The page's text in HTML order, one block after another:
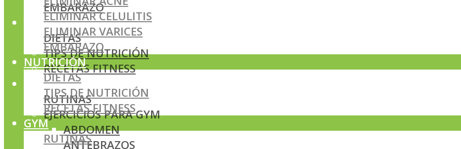
EMBARAZO
NUTRICIÓN
DIETAS
TIPS DE NUTRICIÓN
RECETAS FITNESS
GYM
RUTINAS
EJERCICIOS PARA GYM
ABDOMEN
ANTEBRAZOS
ELIMINAR CELULITIS
ELIMINAR VARICES
EMBARAZO
NUTRICIÓN
DIETAS
TIPS DE NUTRICIÓN
RECETAS FITNESS
GYM
RUTINAS